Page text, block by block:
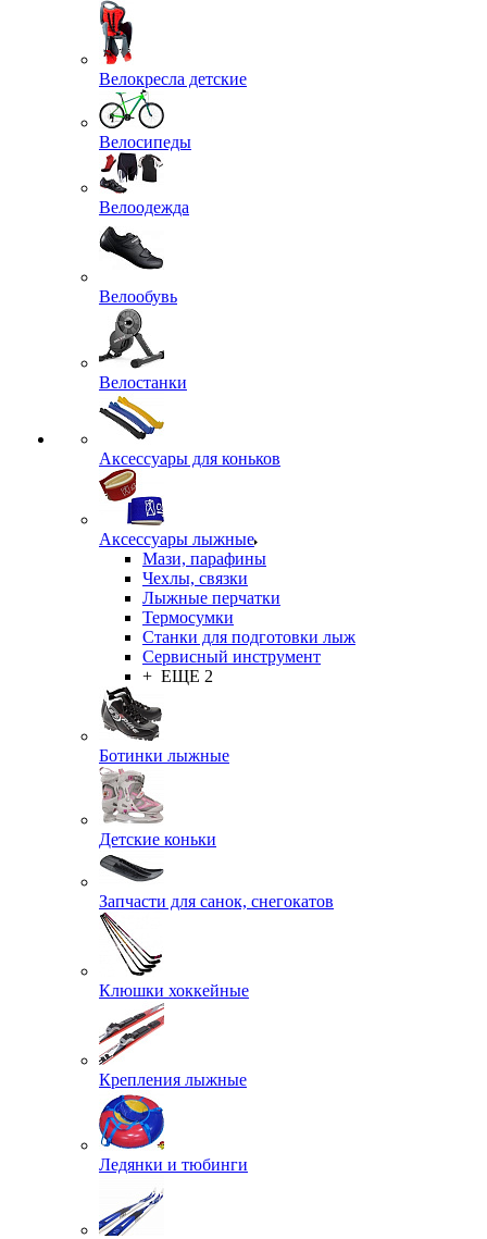
Велокресла детские
Велосипеды
Велоодежда
Велообувь
Велостанки
Аксессуары для коньков
Аксессуары лыжные
Мази, парафины
Чехлы, связки
Лыжные перчатки
Термосумки
Станки для подготовки лыж
Сервисный инструмент
+ ЕЩЕ 2
Ботинки лыжные
Детские коньки
Запчасти для санок, снегокатов
Клюшки хоккейные
Крепления лыжные
Ледянки и тюбинги